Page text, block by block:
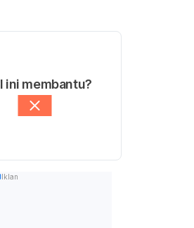
ini membantu?
Iklan